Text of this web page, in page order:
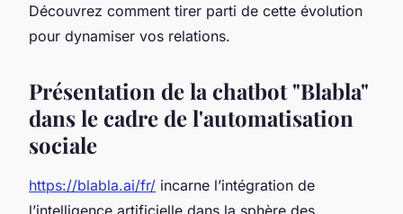
Découvrez comment tirer parti de cette évolution
pour dynamiser vos relations.
Présentation de la chatbot "Blabla"
dans le cadre de l'automatisation
sociale
https://blabla.ai/fr/ incarne l’intégration de
l’intelligence artificielle dans la sphère des